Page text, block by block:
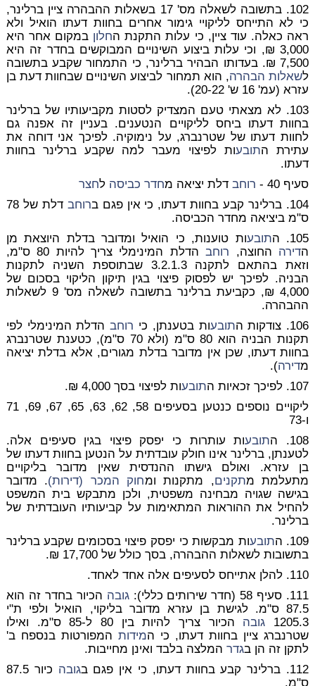
102. בתשובה לשאלה מס' 17 בשאלות ההבהרה ציין ברלינר,
כי לא התייחס לליקויי גימור אחרים בחוות דעתו הואיל ולא
ראה כאלה. עוד ציין, כי עלות התקנת החלון במקום אחר היא
3,000 ₪, וכי עלות ביצוע השינויים המבוקשים בחדר זה היא
7,500 ₪. בעדותו הבהיר ברלינר, כי התמחור שקבע בתשובה
לשאלות הבהרה, הוא תמחור לביצוע השינויים שבחוות דעת בן
עזרא (עמ' 16 ש' 20-22).
103. לא מצאתי טעם המצדיק לסטות מקביעותיו של ברלינר
בחוות דעתו ביחס לליקויים הנטענים. בעניין זה אפנה גם
לחוות דעתו של שטרנברג, על נימוקיה. לפיכך אני דוחה את
עתירת התובעות לפיצוי מעבר למה שקבע ברלינר בחוות
דעתו.
סעיף 40 -
רוחבדלת יציאה מחדר כביסה לחצר
104. ברלינר קבע בחוות דעתו, כי אין פגם ב
רוחב
דלת של 78
ס"מ ביציאה מחדר הכביסה.
105. ה
תובעות טוענות, כי הואיל ומדובר בדלת היוצאת מן
הדירה החוצה, רוחב
הדלת המינימלי צריך להיות 80 ס"מ,
וזאת בהתאם לתקנה 3.2.1.3 שבתוספת השניה לתקנות
הבניה. לפיכך יש לפסוק פיצוי בגין תיקון הליקוי בסכום של
4,000 ₪, כקביעת ברלינר בתשובה לשאלה מס' 9 לשאלות
ההבהרה.
106. צודקות ה
תובעות בטענתן, כי רוחבהדלת המינימלי לפי
תקנות הבניה הוא 80 ס"מ (ולא 70 ס"מ), כטענת שטרנברג
בחוות דעתו, שכן אין מדובר בדלת מגורים, אלא בדלת יציאה
מדירה).
107. לפיכך זכאיות ה
תובעות לפיצוי בסך 4,000 ₪.
ליקויים נוספים כנטען בסעיפים 58, 62, 63, 65, 67, 69, 71
ו-73
108. ה
תובעות עותרות כי יפסק פיצוי בגין סעיפים אלה.
לטענתן, ברלינר אינו חולק עובדתית על הנטען בחוות דעתו של
בן עזרא. ואולם גישתו ההנדסית שאין מדובר בליקויים
מתעלמת מתקנים, מתקנות ומחוק המכר (דירות). מדובר
בגישה שגויה מבחינה משפטית, ולכן מתבקש בית המשפט
להחיל את ההוראות המתאימות על קביעותיו העובדתית של
ברלינר.
109. ה
תובעות מבקשות כי יפסק פיצוי בסכומים שקבע ברלינר
בתשובות לשאלות ההבהרה, בסך כולל של 17,700 ₪.
110. להלן אתייחס לסעיפים אלה אחד לאחד.
111.
סעיף 58 (חדר שירותים כללי) :גובה הכיור בחדר זה הוא
87.5 ס"מ. לגישת בן עזרא מדובר בליקוי, הואיל ולפי ת"י
1205.3
גובה
הכיור צריך להיות בין 80 ל-85 ס"מ. ואילו
שטרנברג ציין בחוות דעתו, כי המידות המפורטות בנספח ב'
לתקן זה הן בגדרהמלצה בלבד ואינן מחייבות.
112. ברלינר קבע בחוות דעתו, כי אין פגם ב
גובה
כיור 87.5
ס"מ.